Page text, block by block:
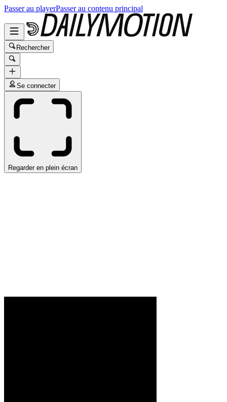
Passer au playerPasser au contenu principal
Rechercher
Se connecter
Regarder en plein écran